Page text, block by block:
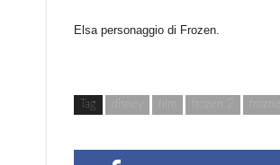
Elsa personaggio di Frozen.
Tag disney frozen 2 frozne